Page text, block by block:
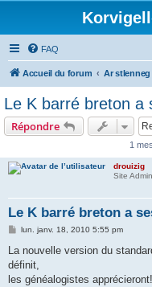
FAQ
Accueil du forum
Le K barré breton a
Répondre
1
drouizig
Site Admin
Le K barré breton a
M
s
a
g
lun. janv. 18, 2010 5:55 pm
La nouvelle version du
définit,
les généalogistes apprécieront!